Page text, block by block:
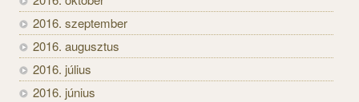
2016. szeptember
2016. augusztus
2016. július
2016. június